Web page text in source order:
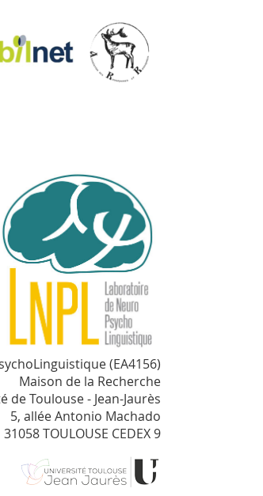
(EA4156)
Maison de la Recherche
de Toulouse - Jean-Jaurès
5, allée Antonio Machado
31058 TOULOUSE CEDEX 9